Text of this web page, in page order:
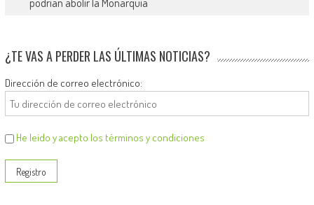
podrían abolir la Monarquía
¿TE VAS A PERDER LAS ÚLTIMAS NOTICIAS?
Dirección de correo electrónico:
He leído y acepto los términos y condiciones